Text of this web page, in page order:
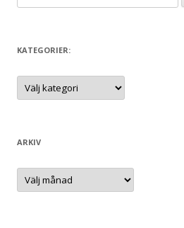
ö
e
t
e
KATEGORIER:
K
t
r
r
ARKIV
A
k